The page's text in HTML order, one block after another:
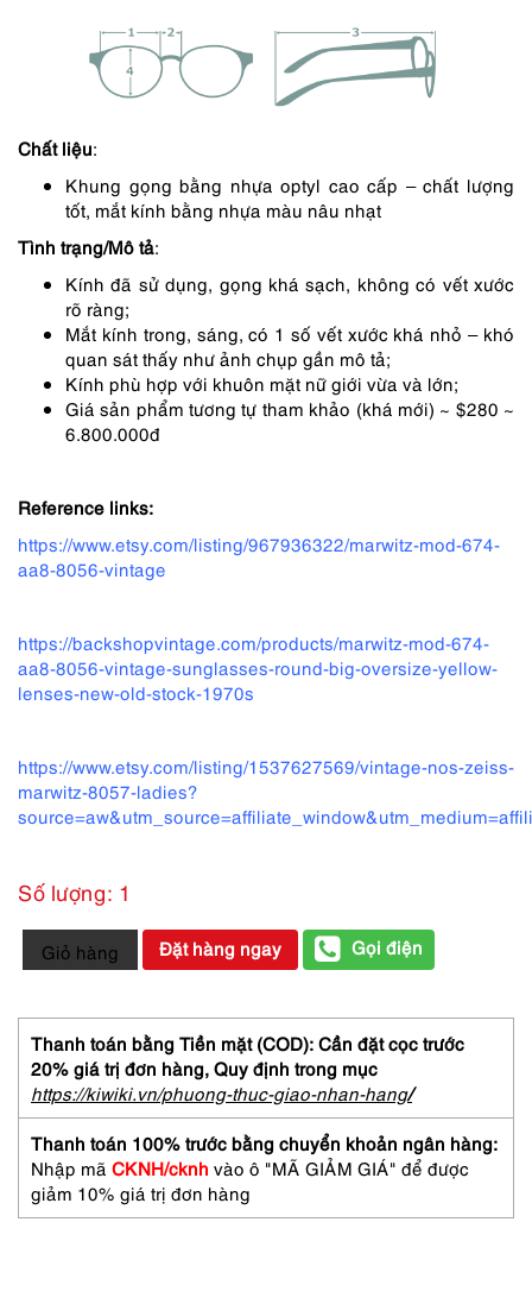
Chất liệu:
Khung gọng bằng nhựa optyl cao cấp – chất lượng
tốt, mắt kính bằng nhựa màu nâu nhạt
Tình trạng/Mô tả:
Kính đã sử dụng, gọng khá sạch, không có vết xước
rõ ràng;
Mắt kính trong, sáng, có 1 số vết xước khá nhỏ – khó
quan sát thấy như ảnh chụp gần mô tả;
Kính phù hợp với khuôn mặt nữ giới vừa và lớn;
Giá sản phẩm tương tự tham khảo (khá mới) ~ $280 ~
6.800.000đ
Reference links:
https://www.etsy.com/listing/967936322/marwitz-mod-674-
aa8-8056-vintage
https://backshopvintage.com/products/marwitz-mod-674-
aa8-8056-vintage-sunglasses-round-big-oversize-yellow-
lenses-new-old-stock-1970s
https://www.etsy.com/listing/1537627569/vintage-nos-zeiss-
marwitz-8057-ladies?
Số lượng: 1
5915-
Kính
nữ-
ZEISS
Marwitz
8056
large
size
sunglasses-
Đã
sử
Giỏ hàng Đặt hàng ngay Gọi điện
Thanh toán bằng Tiền mặt (COD): Cần đặt cọc trước
20% giá trị đơn hàng, Quy định trong mục
https://kiwiki.vn/phuong-thuc-giao-nhan-hang/
Thanh toán 100% trước bằng chuyển khoản ngân hàng:
Nhập mã CKNH/cknh vào ô "MÃ GIẢM GIÁ" để được
giảm 10% giá trị đơn hàng